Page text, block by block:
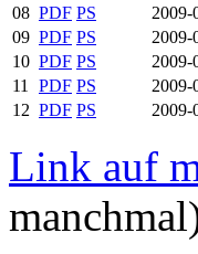
08 PDF PS
2009-
09 PDF PS
2009-
10 PDF PS
2009-
11
PDF PS
2009-
12 PDF PS 2009-
Link auf